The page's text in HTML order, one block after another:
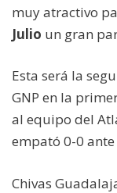
muy atractivo
Julio un gran
Esta será la
GNP en la
al equipo del
empató 0-0
Chivas